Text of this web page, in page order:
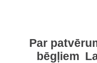
Par
bēgļiem